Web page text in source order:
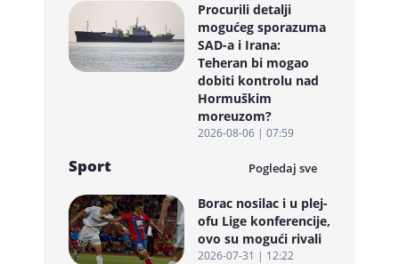
Procurili detalji
mogućeg sporazuma
SAD-a i Irana:
Teheran bi mogao
dobiti kontrolu nad
Hormuškim
moreuzom?
2026-08-06 | 07:59
Sport Pogledaj sve
Borac nosilac i u plej-
ofu Lige konferencije,
ovo su mogući rivali
2026-07-31 | 12:22